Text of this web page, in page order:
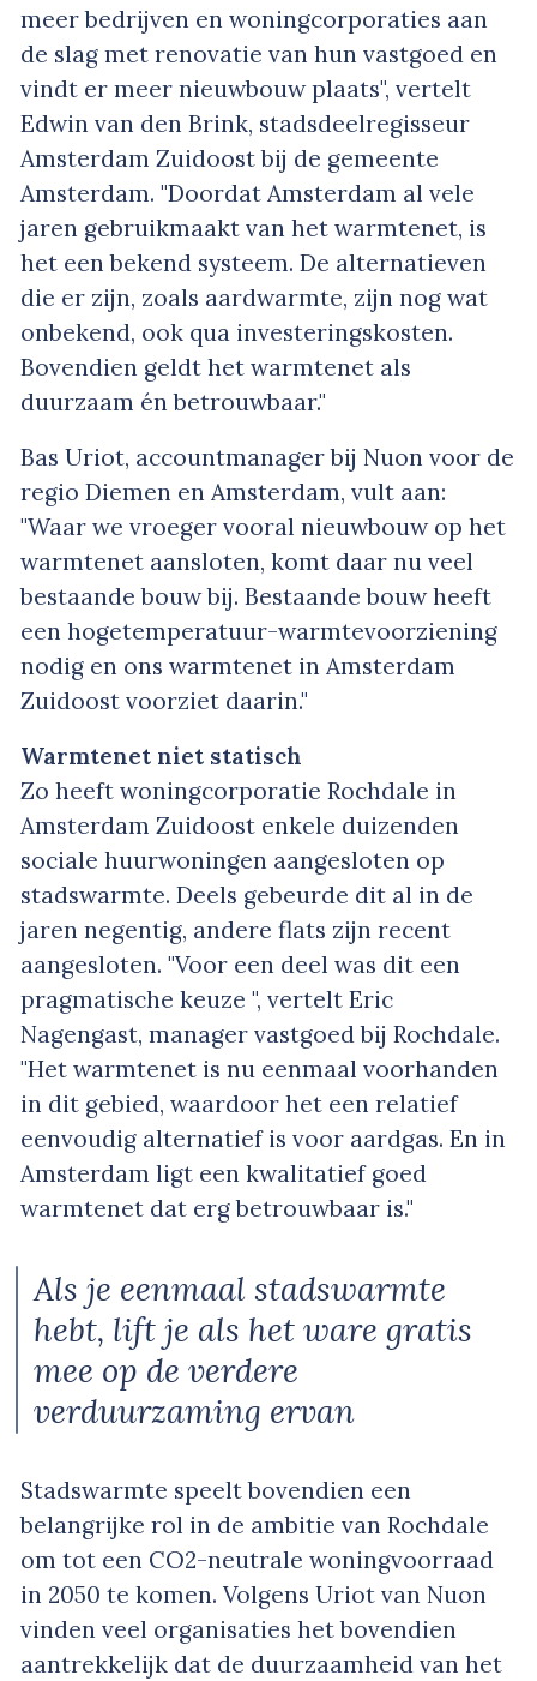
meer bedrijven en woningcorporaties aan
de slag met renovatie van hun vastgoed en
vindt er meer nieuwbouw plaats", vertelt
Edwin van den Brink, stadsdeelregisseur
Amsterdam Zuidoost bij de gemeente
Amsterdam. "Doordat Amsterdam al vele
jaren gebruikmaakt van het warmtenet, is
het een bekend systeem. De alternatieven
die er zijn, zoals aardwarmte, zijn nog wat
onbekend, ook qua investeringskosten.
Bovendien geldt het warmtenet als
duurzaam én betrouwbaar."
Bas Uriot, accountmanager bij Nuon voor de
regio Diemen en Amsterdam, vult aan:
"Waar we vroeger vooral nieuwbouw op het
warmtenet aansloten, komt daar nu veel
bestaande bouw bij. Bestaande bouw heeft
een hogetemperatuur-warmtevoorziening
nodig en ons warmtenet in Amsterdam
Zuidoost voorziet daarin."
Warmtenet niet statisch
Zo heeft woningcorporatie Rochdale in
Amsterdam Zuidoost enkele duizenden
sociale huurwoningen aangesloten op
stadswarmte. Deels gebeurde dit al in de
jaren negentig, andere flats zijn recent
aangesloten. "Voor een deel was dit een
pragmatische keuze ", vertelt Eric
Nagengast, manager vastgoed bij Rochdale.
"Het warmtenet is nu eenmaal voorhanden
in dit gebied, waardoor het een relatief
eenvoudig alternatief is voor aardgas. En in
Amsterdam ligt een kwalitatief goed
warmtenet dat erg betrouwbaar is."
Als je eenmaal stadswarmte
hebt, lift je als het ware gratis
mee op de verdere
verduurzaming ervan
Stadswarmte speelt bovendien een
belangrijke rol in de ambitie van Rochdale
om tot een CO2-neutrale woningvoorraad
in 2050 te komen. Volgens Uriot van Nuon
vinden veel organisaties het bovendien
aantrekkelijk dat de duurzaamheid van het